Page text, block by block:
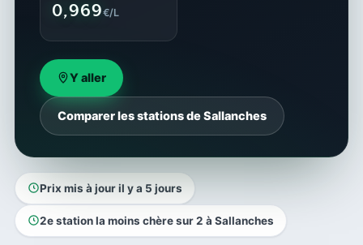
0,969€/L
Y aller
Comparer les stations de Sallanches
Prix mis à jour il y a 5 jours
2e station la moins chère sur 2 à Sallanches